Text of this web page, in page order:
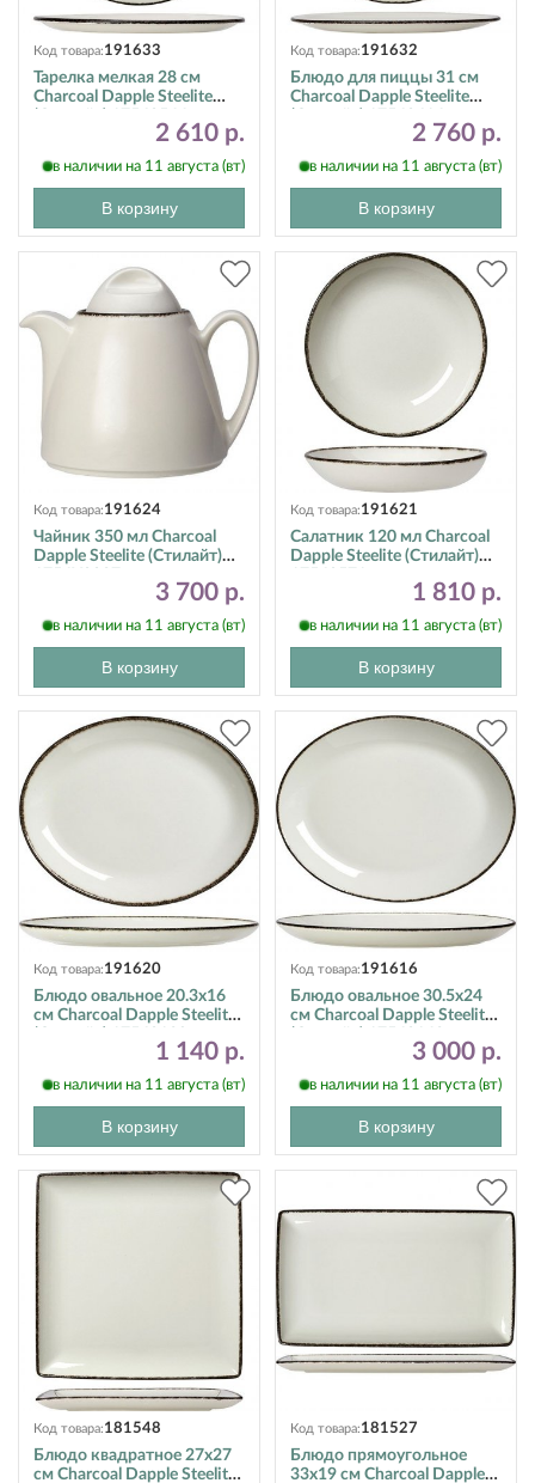
Код товара:191633
Тарелка мелкая 28 см
Charcoal Dapple Steelite
2 610 р.
в наличии на 11 августа (вт)
В корзину
Код товара:191632
Блюдо для пиццы 31 см
Charcoal Dapple Steelite
2 760 р.
в наличии на 11 августа (вт)
В корзину
Код товара:191624
Чайник 350 мл Charcoal
Dapple Steelite (Стилайт)
3 700 р.
в наличии на 11 августа (вт)
В корзину
Код товара:191621
Салатник 120 мл Charcoal
Dapple Steelite (Стилайт)
1 810 р.
в наличии на 11 августа (вт)
В корзину
Код товара:191620
Блюдо овальное 20.3х16
см Charcoal Dapple Steelite
1 140 р.
в наличии на 11 августа (вт)
В корзину
Код товара:191616
Блюдо овальное 30.5х24
см Charcoal Dapple Steelite
3 000 р.
в наличии на 11 августа (вт)
В корзину
Код товара:181548
Блюдо квадратное 27х27
см Charcoal Dapple Steelite
Код товара:181527
Блюдо прямоугольное
33х19 см Charcoal Dapple